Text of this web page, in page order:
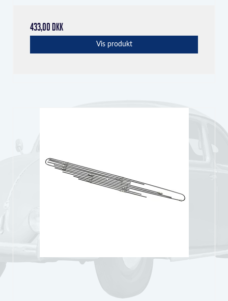
433,00 DKK
Vis produkt